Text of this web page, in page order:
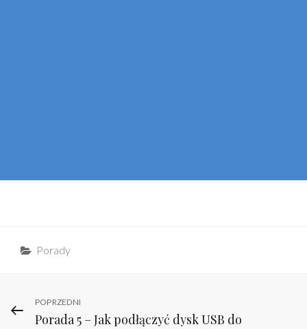
Categories
Porady
Nawigacja
Previous
Post
POPRZEDNI
Porada 5 – Jak podłączyć dysk USB do